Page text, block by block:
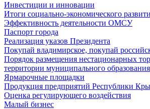
Инвестиции и инновации
Итоги социально-экономического
Эффективность деятельности ОМСУ
Паспорт города
Реализация указов Президента
Покупай владимирское, покупай
Порядок размещения нестационарных
территории муниципального
Ярмарочные площадки
Продукция предприятий Республики
Оценка регулирующего воздействия
Малый бизнес